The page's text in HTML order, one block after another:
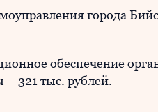
города
обеспечение
– 321 тыс. рублей.